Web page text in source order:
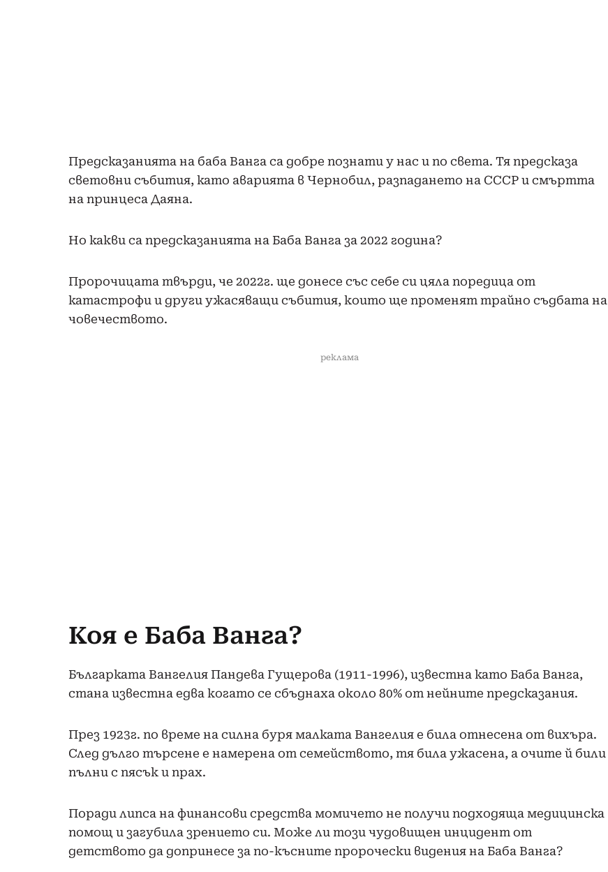
Предсказанията на баба Ванга са добре познати у нас и по света. Тя предсказа
световни събития, като аварията в Чернобил, разпадането на СССР и смъртта
на принцеса Даяна.
Но какви са предсказанията на Баба Ванга за 2022 година?
Пророчицата твърди, че 2022г. ще донесе със себе си цяла поредица от
катастрофи и други ужасяващи събития, които ще променят трайно съдбата на
човечеството.
реклама
Коя е Баба Ванга?
Българката Вангелия Пандева Гущерова (1911-1996), известна като Баба Ванга,
стана известна едва когато се сбъднаха около 80% от нейните предсказания.
През 1923г. по време на силна буря малката Вангелия е била отнесена от вихъра.
След дълго търсене е намерена от семейството, тя била ужасена, а очите й били
пълни с пясък и прах.
Поради липса на финансови средства момичето не получи подходяща медицинска
помощ и загубила зрението си. Може ли този чудовищен инцидент от
детството да допринесе за по-късните пророчески видения на Баба Ванга?